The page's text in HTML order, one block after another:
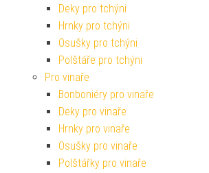
Deky pro tchýni
Hrnky pro tchýni
Osušky pro tchýni
Polštáře pro tchýni
Pro vinaře
Bonboniéry pro vinaře
Deky pro vinaře
Hrnky pro vinaře
Osušky pro vinaře
Polštářky pro vinaře